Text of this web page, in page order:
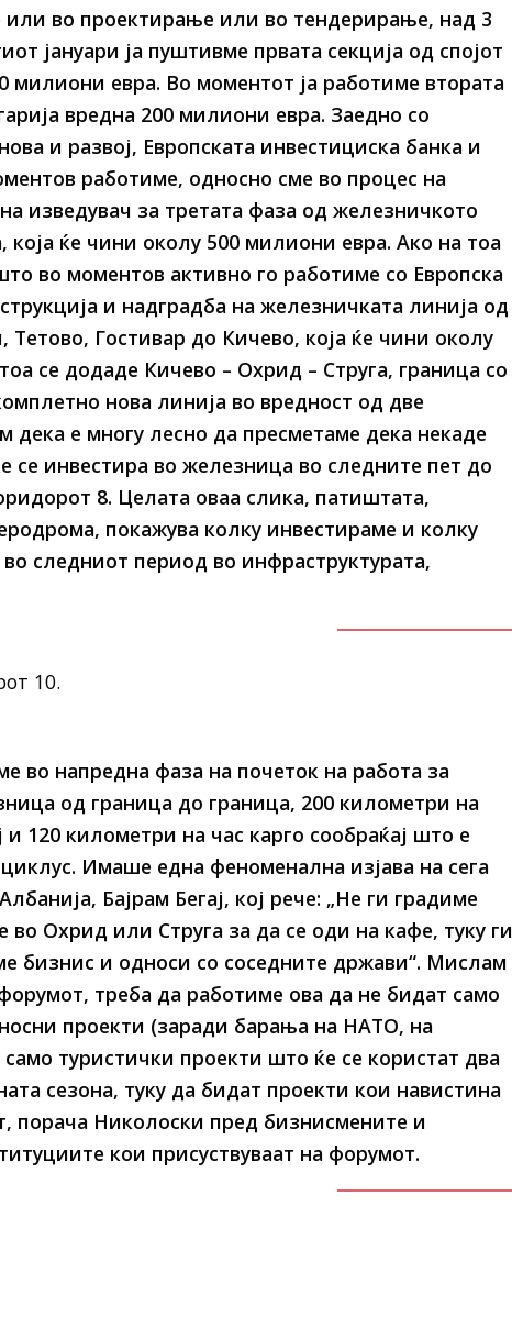
во проектирање или во тендерирање, над 3
јануари ја пуштивме првата секција од спојот
милиони евра. Во моментот ја работиме втората
вредна 200 милиони евра. Заедно со
и развој, Европската инвестициска банка и
работиме, односно сме во процес на
изведувач за третата фаза од железничкото
која ќе чини околу 500 милиони евра. Ако на тоа
во моментов активно го работиме со Европска
и надградба на железничката линија од
Тетово, Гостивар до Кичево, која ќе чини околу
се додаде Кичево – Охрид – Струга, граница со
нова линија во вредност од две
дека е многу лесно да пресметаме дека некаде
се инвестира во железница во следните пет до
8. Целата оваа слика, патиштата,
покажува колку инвестираме и колку
следниот период во инфраструктурата,
10.
во напредна фаза на почеток на работа за
од граница до граница, 200 километри на
и 120 километри на час карго сообраќај што е
Имаше една феноменална изјава на сега
Бајрам Бегај, кој рече: „Не ги градиме
во Охрид или Струга за да се оди на кафе, туку ги
бизнис и односи со соседните држави“. Мислам
треба да работиме ова да не бидат само
проекти (заради барања на НАТО, на
туристички проекти што ќе се користат два
сезона, туку да бидат проекти кои навистина
порача Николоски пред бизнисмените и
кои присуствуваат на форумот.